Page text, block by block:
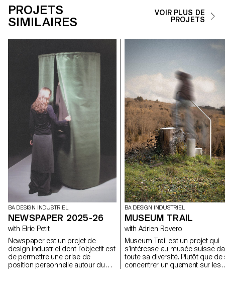
PROJETS
SIMILAIRES
VOIR PLUS DE
PROJETS
BA DESIGN INDUSTRIEL
NEWSPAPER 2025-26
with Elric Petit
Newspaper est un projet de
design industriel dont l’objectif est
de permettre une prise de
position personnelle autour du
BA DESIGN INDUSTRIEL
MUSEUM TRAIL
with Adrien Rovero
Museum Trail est un projet qui
s’intéresse au musée suisse
toute sa diversité. Plutôt que de
concentrer uniquement sur les